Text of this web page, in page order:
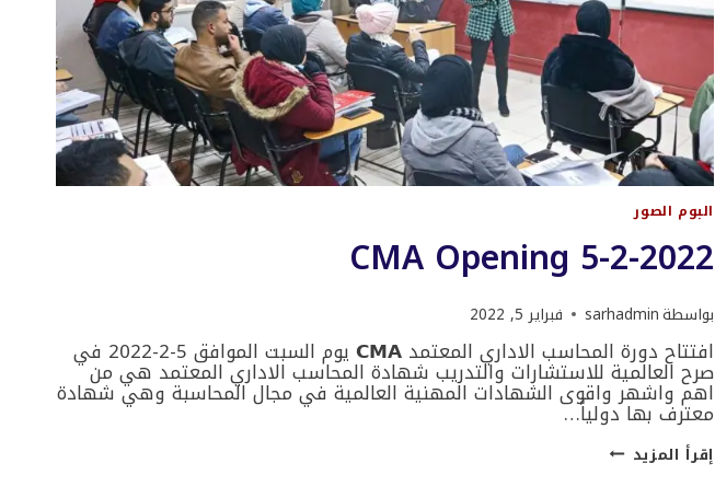
البوم الصور
CMA Opening 5-2-2022
بواسطةsarhadmin فبراير 5, 2022
افتتاح دورة المحاسب الاداري المعتمد 𝗖𝗠𝗔 يوم السبت الموافق 5-2-2022 في
صرح العالمية للاستشارات والتدريب شهادة المحاسب الاداري المعتمد هي من
اهم واشهر واقوى الشهادات المهنية العالمية في مجال المحاسبة وهي شهادة
معترف بها دولياً…
إقرأ المزيد CMA
OPENING